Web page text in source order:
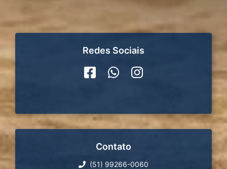
Redes Sociais
Contato
(51) 99266-0060